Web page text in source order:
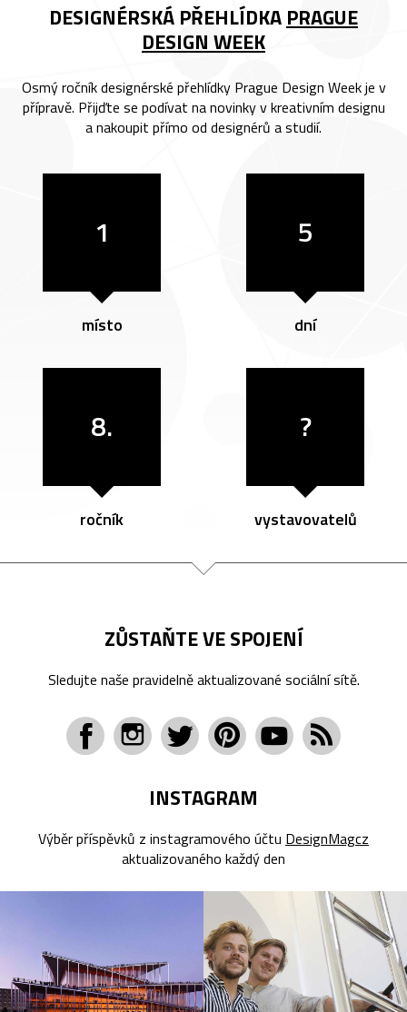
DESIGNÉRSKÁ PŘEHLÍDKA PRAGUE
DESIGN WEEK
Osmý ročník designérské přehlídky Prague Design Week je v
přípravě. Přijďte se podívat na novinky v kreativním designu
a nakoupit přímo od designérů a studií.
1
místo
5
dní
8.
ročník
?
vystavovatelů
ZŮSTAŇTE VE SPOJENÍ
Sledujte naše pravidelně aktualizované sociální sítě.
INSTAGRAM
Výběr příspěvků z instagramového účtu DesignMagcz
aktualizovaného každý den